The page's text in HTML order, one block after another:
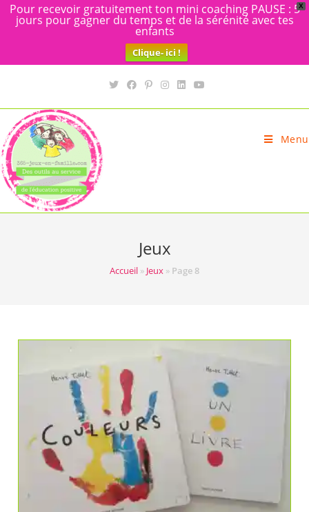
X
Pour recevoir gratuitement ton mini coaching PAUSE : 5
jours pour gagner du temps et de la sérénité avec tes
enfants
Clique- ici !
Menu
Jeux
Accueil » Jeux » Page 8